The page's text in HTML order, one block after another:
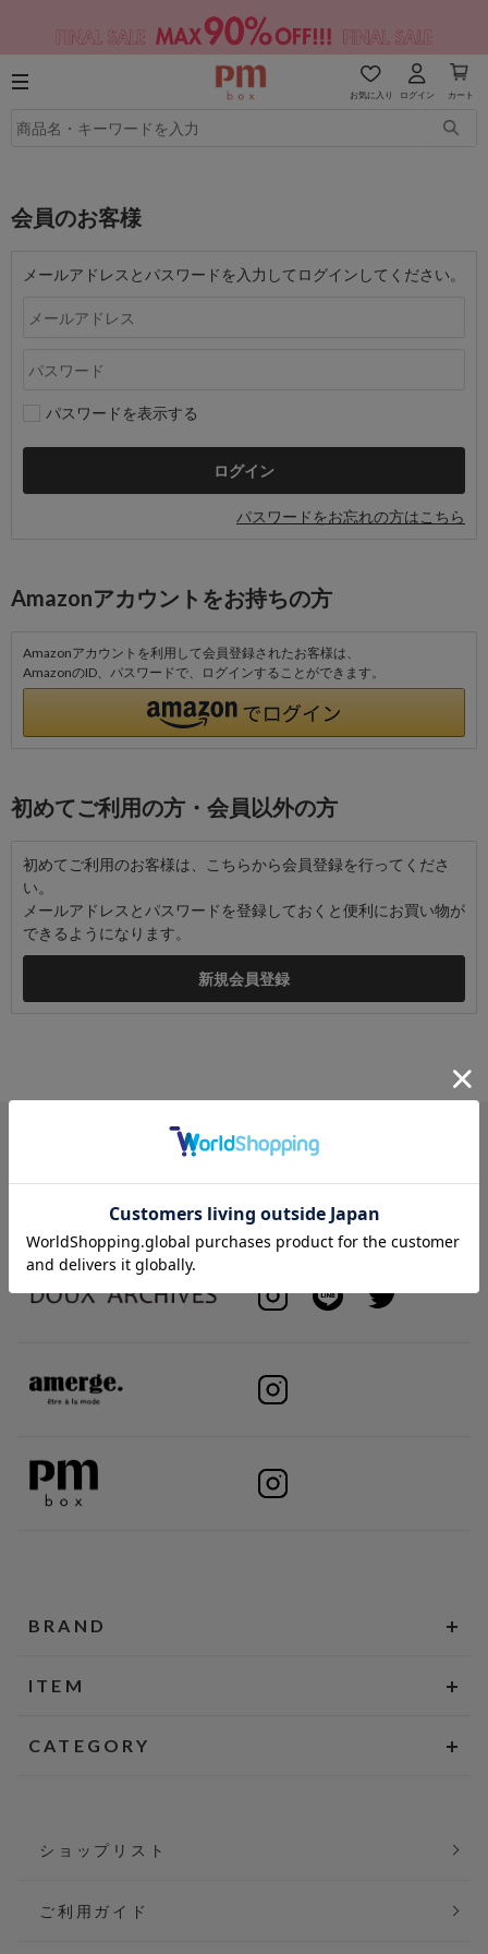
お気に入り ログイン カート
会員のお客様
メールアドレスとパスワードを入力してログインしてください。
パスワードを表示する
パスワードをお忘れの方はこちら
Amazonアカウントをお持ちの方
Amazonアカウントを利用して会員登録されたお客様は、
AmazonのID、パスワードで、ログインすることができます。
初めてご利用の方・会員以外の方
初めてご利用のお客様は、こちらから会員登録を行ってくださ
い。
メールアドレスとパスワードを登録しておくと便利にお買い物が
できるようになります。
BRAND
ITEM
CATEGORY
ショップリスト
ご利用ガイド